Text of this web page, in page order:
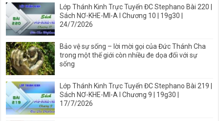
Lớp Thánh Kinh Trực Tuyến ĐC Stephano Bài 220 |
Sách NƠ-KHE-MI-A I Chương 10 | 19g30 |
24/7/2026
Bảo vệ sự sống – lời mời gọi của Đức Thánh Cha
trong một thế giới còn nhiều đe dọa đối với sự
sống
Lớp Thánh Kinh Trực Tuyến ĐC Stephano Bài 219 |
Sách NƠ-KHE-MI-A I Chương 9 | 19g30 |
17/7/2026